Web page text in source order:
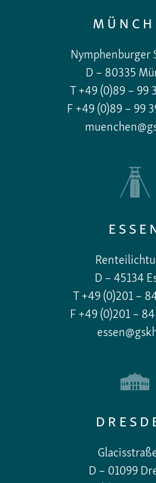
Nymphenburger
D – 80335
T +49 (0)89 – 99
F +49 (0)89 – 99
D – 45134
T +49 (0)201 –
F +49 (0)201 –
D – 01099